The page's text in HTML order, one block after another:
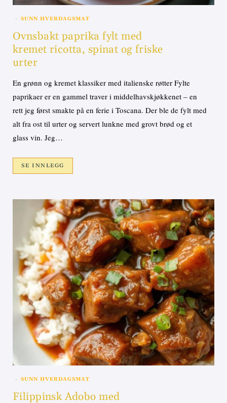
SUNN HVERDAGSMAT
Ovnsbakt paprika fylt med
kremet ricotta, spinat og friske
urter
En grønn og kremet klassiker med italienske røtter Fylte
paprikaer er en gammel traver i middelhavskjøkkenet – en
rett jeg først smakte på en ferie i Toscana. Der ble de fylt med
alt fra ost til urter og servert lunkne med grovt brød og et
glass vin. Jeg…
SE INNLEGG
SUNN HVERDAGSMAT
Filippinsk Adobo med